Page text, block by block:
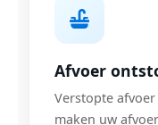
Afvoer
Verstopte
maken uw